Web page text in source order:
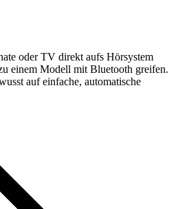
oder TV direkt aufs Hörsystem
einem Modell mit Bluetooth greifen.
auf einfache, automatische